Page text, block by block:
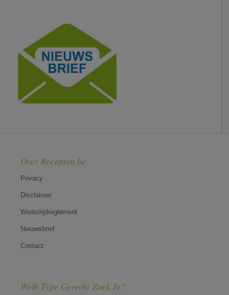
Over Recepten.be
Privacy
Disclaimer
Wedstrijdreglement
Nieuwsbrief
Contact
Welk Type Gerecht Zoek Je?